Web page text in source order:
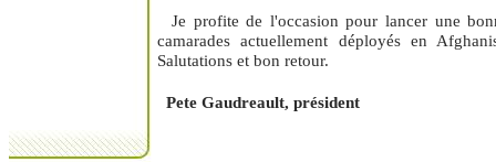
Je profite de l'occasion pour lancer une
camarades actuellement déployés en
Salutations et bon retour.
Pete Gaudreault, président